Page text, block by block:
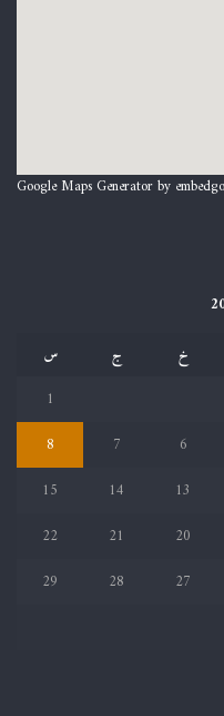
Google Maps Generator by
خ ج
س
1
6
7
8
13
14
15
20
21
22
27
28
29